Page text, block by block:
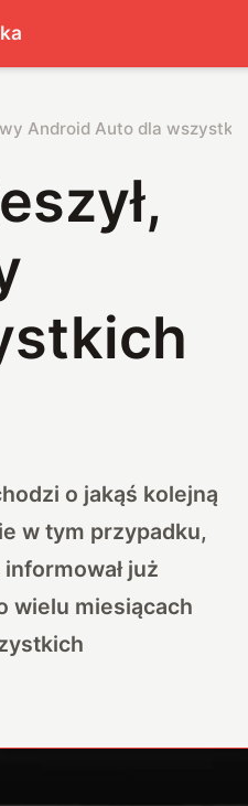
Android Auto dla wszystkich
o jakąś kolejną
w tym przypadku,
już
wielu miesiącach